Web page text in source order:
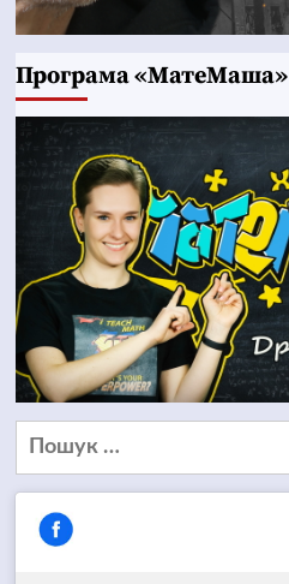
Програма «МатеМаша»
Пошук: